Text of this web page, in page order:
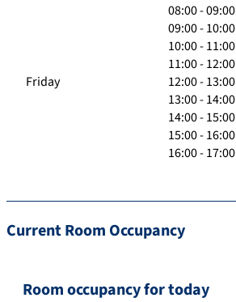
Friday
08:00 - 09:00
09:00 - 10:00
10:00 - 11:00
11:00 - 12:00
12:00 - 13:00
13:00 - 14:00
14:00 - 15:00
15:00 - 16:00
16:00 - 17:00
Current Room Occupancy
Room occupancy for today